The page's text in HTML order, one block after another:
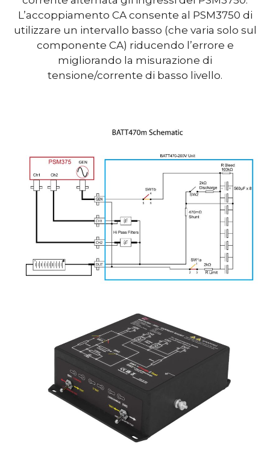
L’accoppiamento CA consente al PSM3750 di
utilizzare un intervallo basso (che varia solo sul
componente CA) riducendo l’errore e
migliorando la misurazione di
tensione/corrente di basso livello.